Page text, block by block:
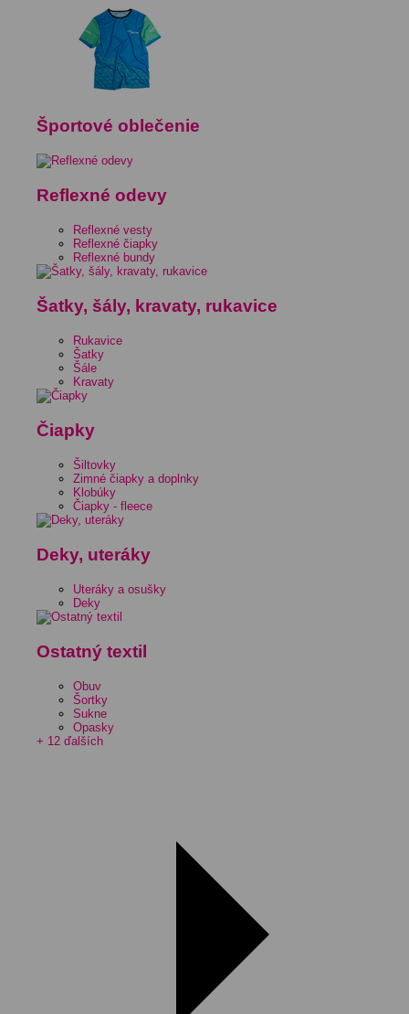
Športové oblečenie
Reflexné odevy
Reflexné vesty
Reflexné čiapky
Reflexné bundy
Šatky, šály, kravaty, rukavice
Rukavice
Šatky
Šále
Kravaty
Čiapky
Šiltovky
Zimné čiapky a doplnky
Klobúky
Čiapky - fleece
Deky, uteráky
Uteráky a osušky
Deky
Ostatný textil
Obuv
Šortky
Sukne
Opasky
+ 12 ďalších